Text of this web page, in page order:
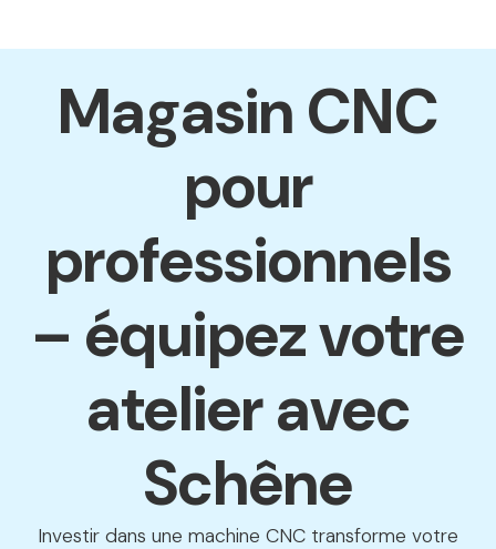
Magasin CNC
pour
professionnels
– équipez votre
atelier avec
Schêne
Investir dans une machine CNC transforme votre